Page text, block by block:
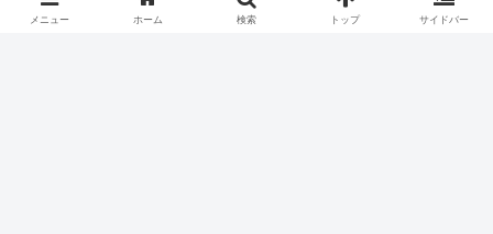
メニュー ホーム 検索 トップ サイドバー